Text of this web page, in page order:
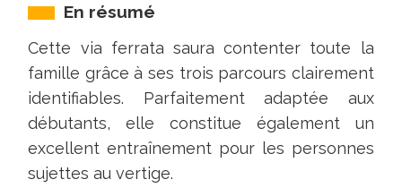
En résumé
Cette via ferrata saura contenter toute la
famille grâce à ses trois parcours clairement
identifiables. Parfaitement adaptée aux
débutants, elle constitue également un
excellent entraînement pour les personnes
sujettes au vertige.